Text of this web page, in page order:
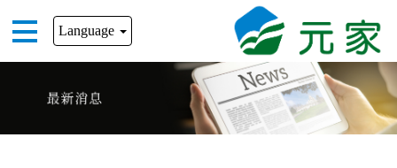
Language